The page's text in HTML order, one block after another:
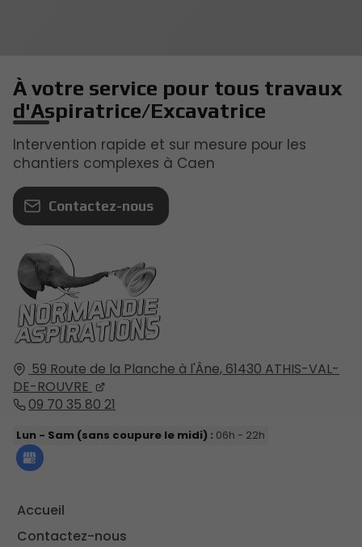
59 Route de la Planche à l'Âne, 61430 ATHIS-VAL-
DE-ROUVRE
09 70 35 80 21
Lun - Sam (sans coupure le midi) : 06h - 22h
Accueil
Contactez-nous
À votre service pour tous travaux
d'Aspiratrice/Excavatrice
Intervention rapide et sur mesure pour les
chantiers complexes à Caen
Contactez-nous